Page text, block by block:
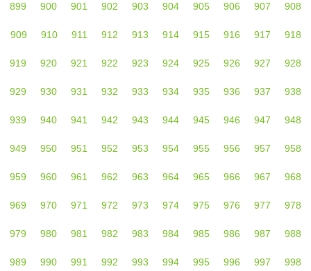
899 900 901 902 903 904 905 906 907 908
909 910 911 912 913 914 915 916 917 918
919 920 921 922 923 924 925 926 927 928
929 930 931 932 933 934 935 936 937 938
939 940 941 942 943 944 945 946 947 948
949 950 951 952 953 954 955 956 957 958
959 960 961 962 963 964 965 966 967 968
969 970 971 972 973 974 975 976 977 978
979 980 981 982 983 984 985 986 987 988
989 990 991 992 993 994 995 996 997 998